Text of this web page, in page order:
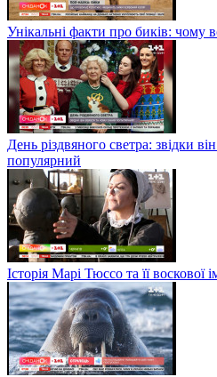
Унікальні факти про биків: чому
День різдвяного светра: звідки
популярний
Історія Марі Тюссо та її воскової